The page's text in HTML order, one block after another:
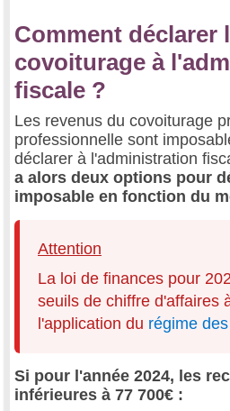
Comment déclarer
covoiturage à
fiscale ?
Les revenus du covoiturage
professionnelle sont
déclarer à l'administration
a alors deux options pour
imposable en fonction du
Attention
La loi de finances pour
seuils de chiffre d'affaires
l'application du régime
Si pour l'année 2024, les
inférieures à 77 700€ :